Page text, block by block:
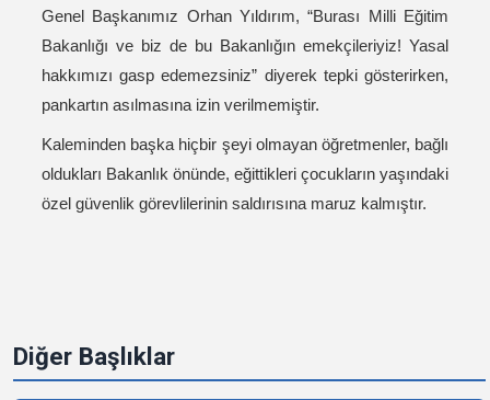
Diğer Başlıklar
Genel Başkanımız Orhan Yıldırım, “Burası Milli Eğitim
Bakanlığı ve biz de bu Bakanlığın emekçileriyiz! Yasal
hakkımızı gasp edemezsiniz” diyerek tepki gösterirken,
pankartın asılmasına izin verilmemiştir.
Kaleminden başka hiçbir şeyi olmayan öğretmenler, bağlı
oldukları Bakanlık önünde, eğittikleri çocukların yaşındaki
özel güvenlik görevlilerinin saldırısına maruz kalmıştır.